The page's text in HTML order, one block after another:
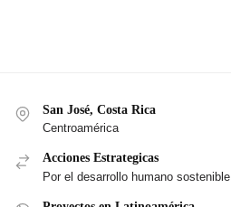
San José, Costa Rica
Centroamérica
Acciones Estrategicas
Por el desarrollo humano sostenible